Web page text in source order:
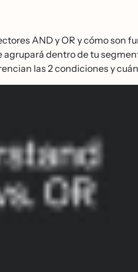
AND y OR y cómo son
dentro de tu
las 2 condiciones y